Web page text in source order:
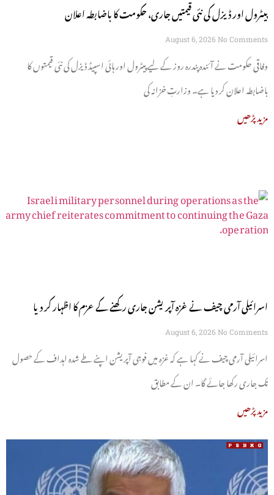
پیٹرول اور ڈیزل کی نئی قیمتیں جاری، حکومت کا باضابطہ اعلان
August 6, 2026 No Comments
وفاقی حکومت نے آئندہ پندرہ روز کے لیے پیٹرول اور ہائی اسپیڈ ڈیزل کی نئی قیمتوں کا
باضابطہ اعلان کر دیا ہے۔ وزارتِ خزانہ کی
مزید پڑھیں
اسرائیلی آرمی چیف نے غزہ آپریشن جاری رکھنے کے عزم کا اظہار کر دیا
August 6, 2026 No Comments
اسرائیلی آرمی چیف نے کہا ہے کہ غزہ میں فوجی آپریشن اپنے طے شدہ اہداف کے حصول
تک جاری رکھا جائے گا۔ ان کے مطابق
مزید پڑھیں